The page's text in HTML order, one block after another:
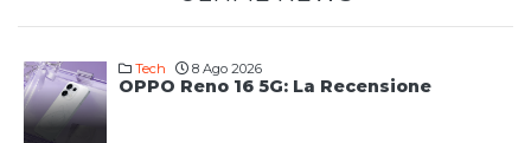
Tech 8 Ago 2026
OPPO Reno 16 5G: La Recensione